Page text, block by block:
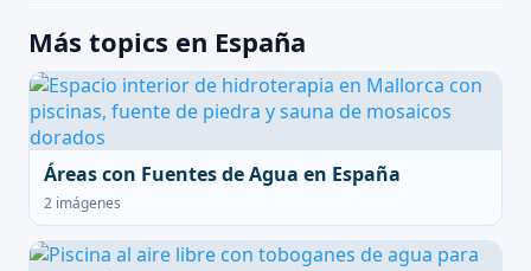
Más topics en España
Áreas con Fuentes de Agua en España
2 imágenes